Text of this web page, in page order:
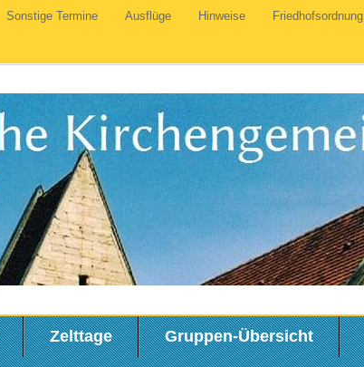
Sonstige Termine Ausflüge Hinweise Friedhofsordnung
Zelttage Gruppen-Übersicht